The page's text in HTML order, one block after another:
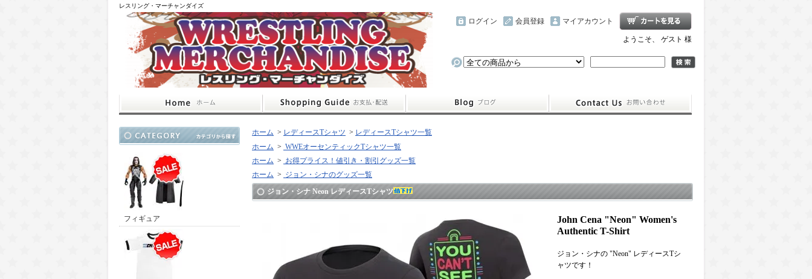
レスリング・マーチャンダイズ
マイアカウント
会員登録
ログイン
ようこそ、 ゲスト 様
フィギュア
ホーム > レディースTシャツ > レディースTシャツ一覧
ホーム > WWEオーセンティックTシャツ一覧
ホーム > お得プライス！値引き・割引グッズ一覧
ホーム > ジョン・シナのグッズ一覧
ジョン・シナ Neon レディースTシャツ
John Cena "Neon" Women's
Authentic T-Shirt
ジョン・シナの "Neon" レディースTシ
ャツです！